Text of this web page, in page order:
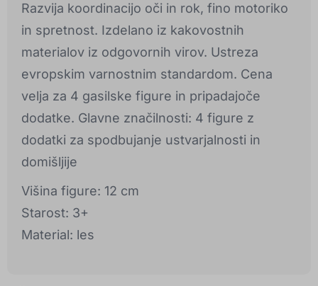
Razvija koordinacijo oči in rok, fino motoriko
in spretnost. Izdelano iz kakovostnih
materialov iz odgovornih virov. Ustreza
evropskim varnostnim standardom. Cena
velja za 4 gasilske figure in pripadajoče
dodatke. Glavne značilnosti: 4 figure z
dodatki za spodbujanje ustvarjalnosti in
domišljije
Višina figure: 12 cm
Starost: 3+
Material: les